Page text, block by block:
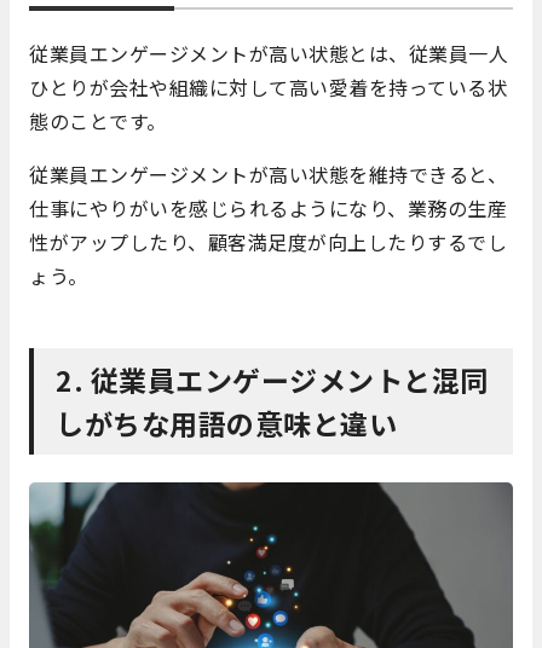
従業員エンゲージメントが高い状態とは、従業員一人
ひとりが会社や組織に対して高い愛着を持っている状
態のことです。
従業員エンゲージメントが高い状態を維持できると、
仕事にやりがいを感じられるようになり、業務の生産
性がアップしたり、顧客満足度が向上したりするでし
ょう。
2. 従業員エンゲージメントと混同
しがちな用語の意味と違い